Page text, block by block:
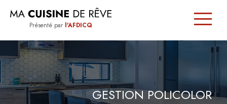
Présenté par l'AFDICQ
SIGNÉE
QUÉBEC
GESTION POLICOLOR